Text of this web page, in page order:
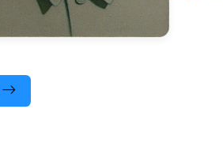
privés